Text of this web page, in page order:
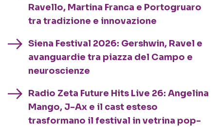
Ravello, Martina Franca e Portogruaro
tra tradizione e innovazione
Siena Festival 2026: Gershwin, Ravel e
avanguardie tra piazza del Campo e
neuroscienze
Radio Zeta Future Hits Live 26: Angelina
Mango, J-Ax e il cast esteso
trasformano il festival in vetrina pop-